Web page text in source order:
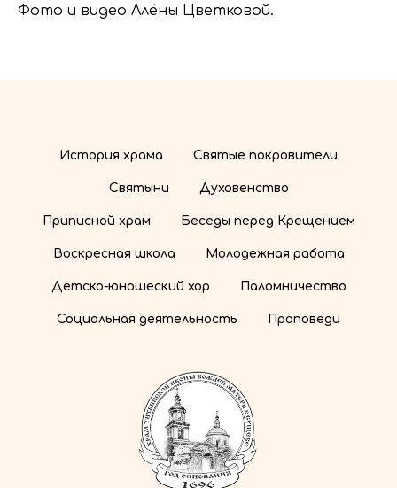
Фото и видео Алёны Цветковой.
История храма Святые покровители
Святыни Духовенство
Приписной храм Беседы перед Крещением
Воскресная школа Молодежная работа
Детско-юношеский хор Паломничество
Социальная деятельность Проповеди